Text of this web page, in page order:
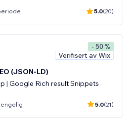
5.0(20)
- 50 %
Verifisert av Wix
(JSON-LD)
| Google Rich result Snippets
5.0(21)